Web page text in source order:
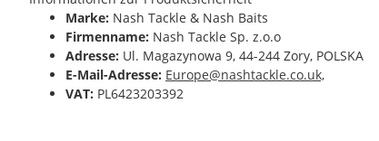
Marke: Nash Tackle & Nash Baits
Firmenname: Nash Tackle Sp. z.o.o
Adresse: Ul. Magazynowa 9, 44-244 Zory, POLSKA
E-Mail-Adresse: Europe@nashtackle.co.uk,
VAT: PL6423203392